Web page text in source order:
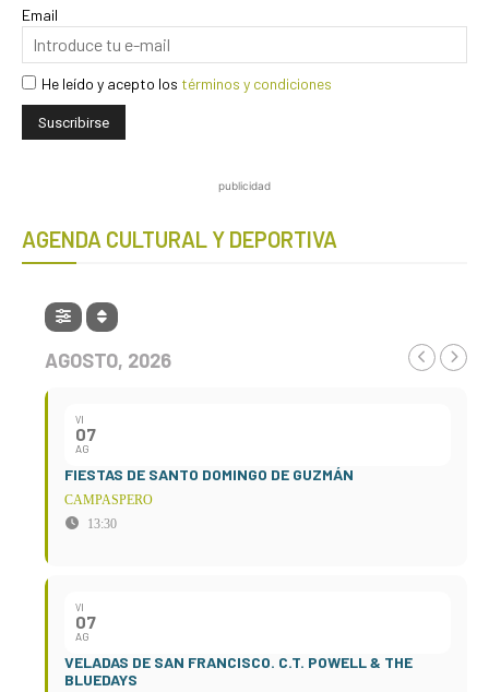
Email
He leído y acepto los términos y condiciones
publicidad
AGENDA CULTURAL Y DEPORTIVA
AGOSTO, 2026
VI
07
AG
FIESTAS DE SANTO DOMINGO DE GUZMÁN
CAMPASPERO
13:30
VI
07
AG
VELADAS DE SAN FRANCISCO. C.T. POWELL & THE
BLUEDAYS